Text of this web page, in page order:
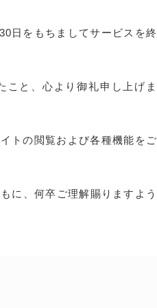
日をもちましてサービスを終
こと、心より御礼申し上げま
トの閲覧および各種機能をご
に、何卒ご理解賜りますよう